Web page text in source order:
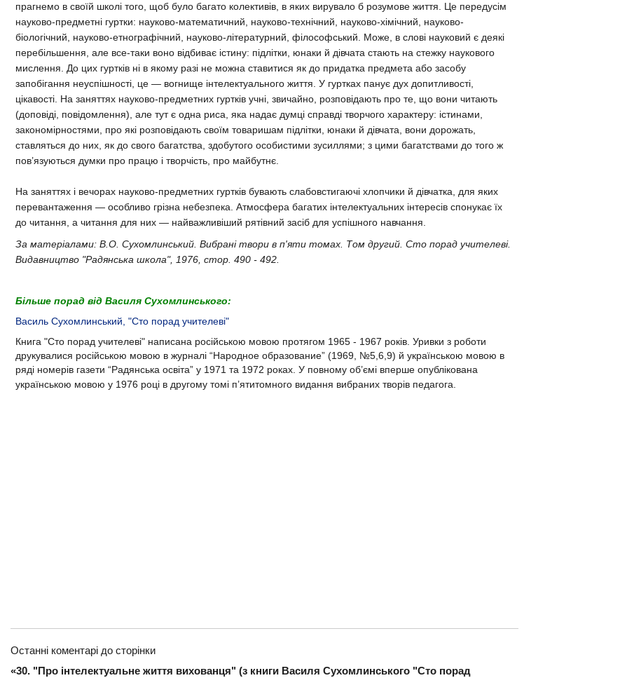
прагнемо в своїй школі того, щоб було багато колективів, в яких вирувало б розумове життя. Це передусім
науково-предметні гуртки: науково-математичний, науково-технічний, науково-хімічний, науково-
біологічний, науково-етнографічний, науково-літературний, філософський. Може, в слові науковий є деякі
перебільшення, але все-таки воно відбиває істину: підлітки, юнаки й дівчата стають на стежку наукового
мислення. До цих гуртків ні в якому разі не можна ставитися як до придатка предмета або засобу
запобігання неуспішності, це — вогнище інтелектуального життя. У гуртках панує дух допитливості,
цікавості. На заняттях науково-предметних гуртків учні, звичайно, розповідають про те, що вони читають
(доповіді, повідомлення), але тут є одна риса, яка надає думці справді творчого характеру: істинами,
закономірностями, про які розповідають своїм товаришам підлітки, юнаки й дівчата, вони дорожать,
ставляться до них, як до свого багатства, здобутого особистими зусиллями; з цими багатствами до того ж
пов’язуються думки про працю і творчість, про майбутнє.
На заняттях і вечорах науково-предметних гуртків бувають слабовстигаючі хлопчики й дівчатка, для яких
перевантаження — особливо грізна небезпека. Атмосфера багатих інтелектуальних інтересів спонукає їх
до читання, а читання для них — найважливіший рятівний засіб для успішного навчання.
За матеріалами: В.О. Сухомлинський. Вибрані твори в п'яти томах. Том другий. Сто порад учителеві.
Видавництво "Радянська школа", 1976, стор. 490 - 492.
Більше порад від Василя Сухомлинського:
Василь Сухомлинський, "Сто порад учителеві"
Книга "Сто порад учителеві" написана російською мовою протягом 1965 - 1967 років. Уривки з роботи
друкувалися російською мовою в журналі “Народное образование” (1969, №5,6,9) й українською мовою в
ряді номерів газети “Радянська освіта” у 1971 та 1972 роках. У повному об’ємі вперше опублікована
українською мовою у 1976 році в другому томі п’ятитомного видання вибраних творів педагога.
Останні коментарі до сторінки
«30. "Про інтелектуальне життя вихованця" (з книги Василя Сухомлинського "Сто порад